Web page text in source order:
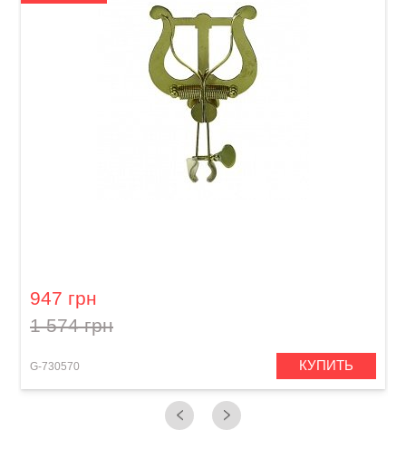
947 грн
1 574 грн
G-730570 КУПИТЬ